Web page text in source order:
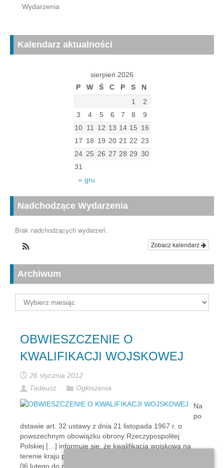
Wydarzenia
Kalendarz aktualności
sierpień 2026
P
W Ś C P S N
« gru
1
2
3
4 5 6 7 8
9
10 11 12 13 14 15 16
17 18 19 20 21 22 23
24 25 26 27 28 29 30
31
Nadchodzące Wydarzenia
Brak nadchodzących wydarzeń.
Zobacz kalendarz
Archiwum
Archiwum
OBWIESZCZENIE O
KWALIFIKACJI WOJSKOWEJ
26 stycznia 2012
Tadeusz
Ogłoszenia
Na
po
dstawie art. 32 ustawy z dnia 21 listopada 1967 r. o
powszechnym obowiązku obrony Rzeczypospolitej
Polskiej […] informuje się, że kwalifikacja wojskowa na
terenie kraju przeprowadzona zostanie w okresie od dnia
06 lutego do dnia 30 kwietnia 2012 r. Obowiązkowi